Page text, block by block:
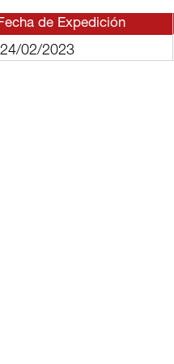
de Expedición
24/02/2023